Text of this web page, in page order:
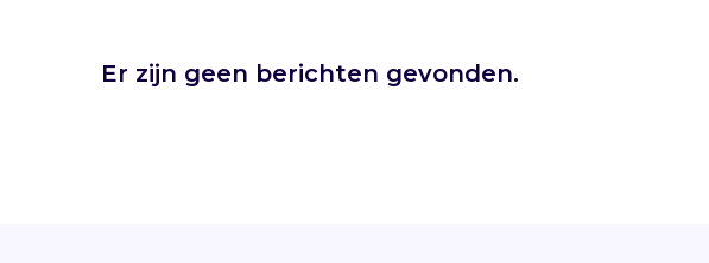
Er zijn geen berichten gevonden.